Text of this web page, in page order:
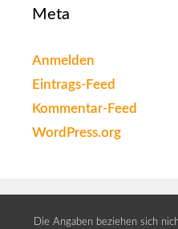
Meta
Anmelden
Eintrags-Feed
Kommentar-Feed
WordPress.org
Die Angaben beziehen sich